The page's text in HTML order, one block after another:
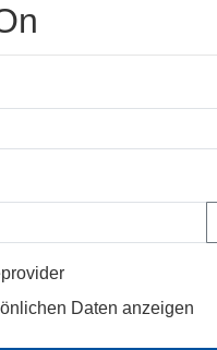
Daten anzeigen